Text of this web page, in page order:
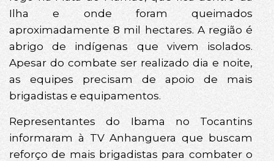
Ilha e onde foram queimados
aproximadamente 8 mil hectares. A região é
abrigo de indígenas que vivem isolados.
Apesar do combate ser realizado dia e noite,
as equipes precisam de apoio de mais
brigadistas e equipamentos.
Representantes do Ibama no Tocantins
informaram à TV Anhanguera que buscam
reforço de mais brigadistas para combater o